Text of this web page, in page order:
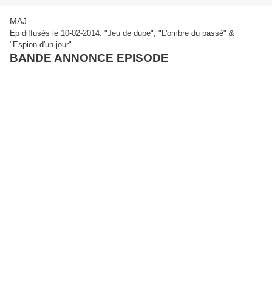
MAJ
Ep diffusés le 10-02-2014: "Jeu de dupe", "L'ombre du passé" &
"Espion d'un jour"
BANDE ANNONCE EPISODE